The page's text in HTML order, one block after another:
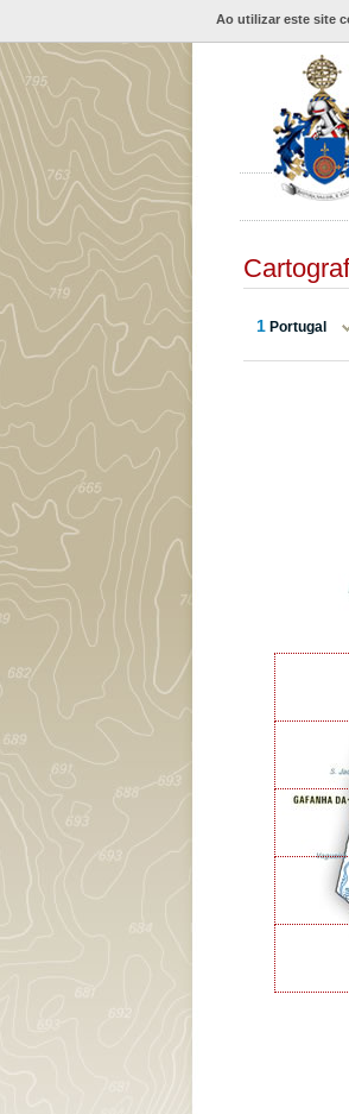
Ao utilizar este site
1 Portugal